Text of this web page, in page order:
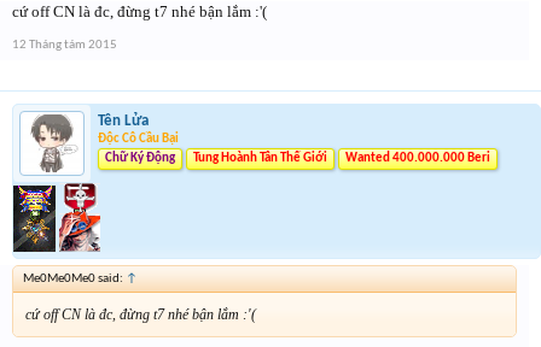
cứ off CN là đc, đừng t7 nhé bận lắm :'(
12 Tháng tám 2015
Tên Lửa
Độc Cô Cầu Bại
Chữ Ký Động
Tung Hoành Tân Thế Giới Wanted 400.000.000 Beri
Me0Me0Me0 said: ↑
cứ off CN là đc, đừng t7 nhé bận lắm :'(